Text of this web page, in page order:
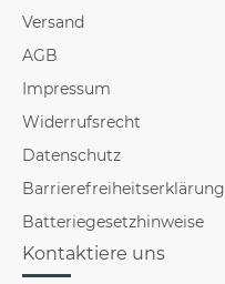
Versand
AGB
Impressum
Widerrufsrecht
Datenschutz
Barrierefreiheitserklärung
Batteriegesetzhinweise
Kontaktiere uns